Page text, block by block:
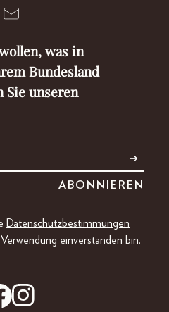
was in
Bundesland
Sie unseren
Datenschutzbestimmungen
einverstanden bin.